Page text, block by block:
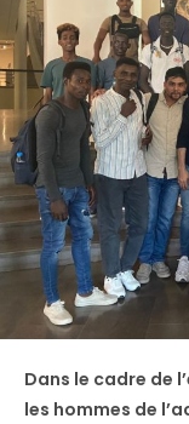
Dans le cadre de
les hommes de